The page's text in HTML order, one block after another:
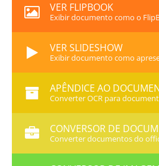
VER FLIPBOOK
Exibir documento como o
VER SLIDESHOW
Exibir documento como
APÊNDICE AO
Converter OCR para
CONVERSOR DE
Converter documentos do